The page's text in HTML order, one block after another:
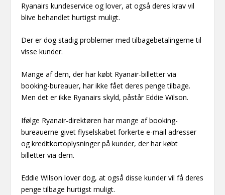
Ryanairs kundeservice og lover, at også deres krav vil
blive behandlet hurtigst muligt.
Der er dog stadig problemer med tilbagebetalingerne til
visse kunder.
Mange af dem, der har købt Ryanair-billetter via
booking-bureauer, har ikke fået deres penge tilbage.
Men det er ikke Ryanairs skyld, påstår Eddie Wilson.
Ifølge Ryanair-direktøren har mange af booking-
bureauerne givet flyselskabet forkerte e-mail adresser
og kreditkortoplysninger på kunder, der har købt
billetter via dem.
Eddie Wilson lover dog, at også disse kunder vil få deres
penge tilbage hurtigst muligt.